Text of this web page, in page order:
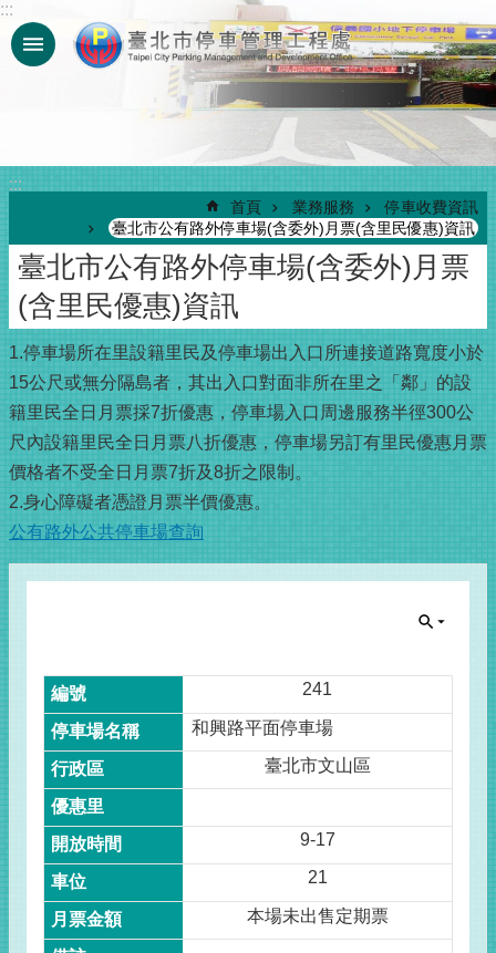
跳到主要內容區塊
:::
:::
首頁 業務服務
停車收費資訊
臺北市公有路外停車場(含委外)月票(含里民優惠)資訊
臺北市公有路外停車場(含委外)月票
(含里民優惠)資訊
1.停車場所在里設籍里民及停車場出入口所連接道路寬度小於
15公尺或無分隔島者，其出入口對面非所在里之「鄰」的設
籍里民全日月票採7折優惠，停車場入口周邊服務半徑300公
尺內設籍里民全日月票八折優惠，停車場另訂有里民優惠月票
價格者不受全日月票7折及8折之限制。
2.身心障礙者憑證月票半價優惠。
公有路外公共停車場查詢
241
和興路平面停車場
臺北市文山區
9-17
21
本場未出售定期票